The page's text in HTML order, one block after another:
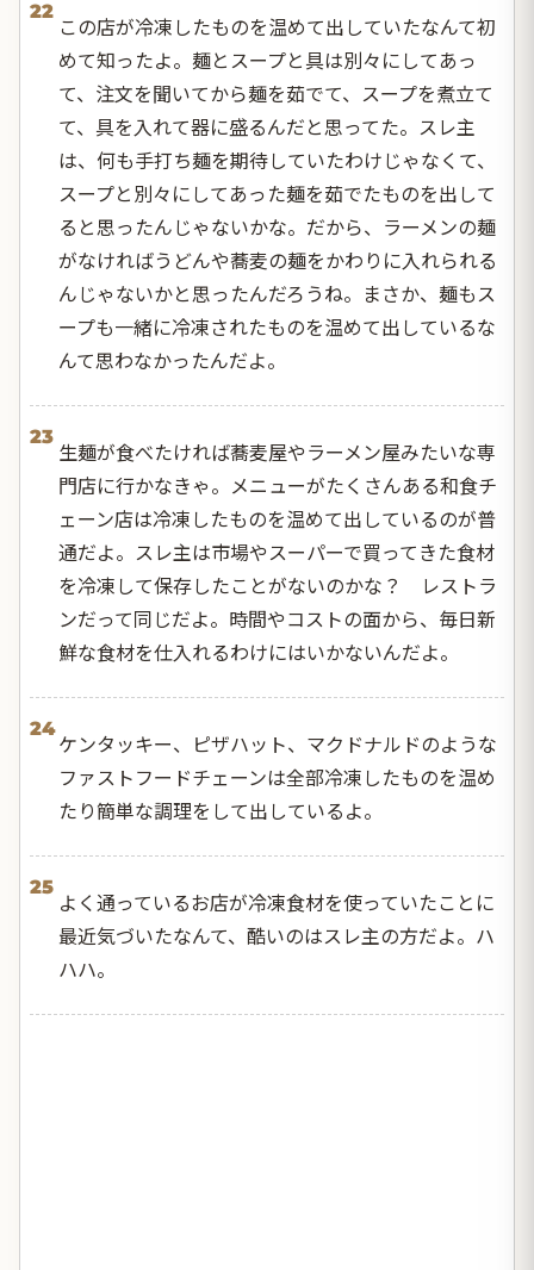
22
この店が冷凍したものを温めて出していたなんて初
めて知ったよ。麺とスープと具は別々にしてあっ
て、注文を聞いてから麺を茹でて、スープを煮立て
て、具を入れて器に盛るんだと思ってた。スレ主
は、何も手打ち麺を期待していたわけじゃなくて、
スープと別々にしてあった麺を茹でたものを出して
ると思ったんじゃないかな。だから、ラーメンの麺
がなければうどんや蕎麦の麺をかわりに入れられる
んじゃないかと思ったんだろうね。まさか、麺もス
ープも一緒に冷凍されたものを温めて出しているな
んて思わなかったんだよ。
23
生麺が食べたければ蕎麦屋やラーメン屋みたいな専
門店に行かなきゃ。メニューがたくさんある和食チ
ェーン店は冷凍したものを温めて出しているのが普
通だよ。スレ主は市場やスーパーで買ってきた食材
を冷凍して保存したことがないのかな？ レストラ
ンだって同じだよ。時間やコストの面から、毎日新
鮮な食材を仕入れるわけにはいかないんだよ。
24
ケンタッキー、ピザハット、マクドナルドのような
ファストフードチェーンは全部冷凍したものを温め
たり簡単な調理をして出しているよ。
25
よく通っているお店が冷凍食材を使っていたことに
最近気づいたなんて、酷いのはスレ主の方だよ。ハ
ハハ。